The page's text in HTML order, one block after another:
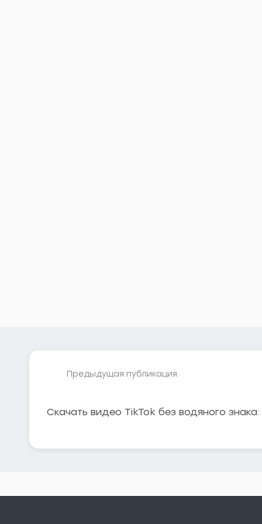
Предыдущая публикация
Скачать видео TikTok без водяного